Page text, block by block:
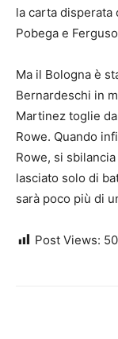
la carta
Pobega e
Ma il Bologna è
Bernardeschi in
Martinez toglie
Rowe. Quando
Rowe, si
lasciato solo di
sarà poco più di
Post Views: 50